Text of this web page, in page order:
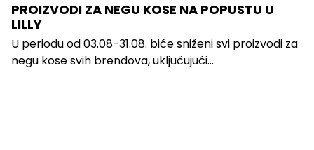
PROIZVODI ZA NEGU KOSE NA POPUSTU U
LILLY
U periodu od 03.08-31.08. biće sniženi svi proizvodi za
negu kose svih brendova, uključujući...